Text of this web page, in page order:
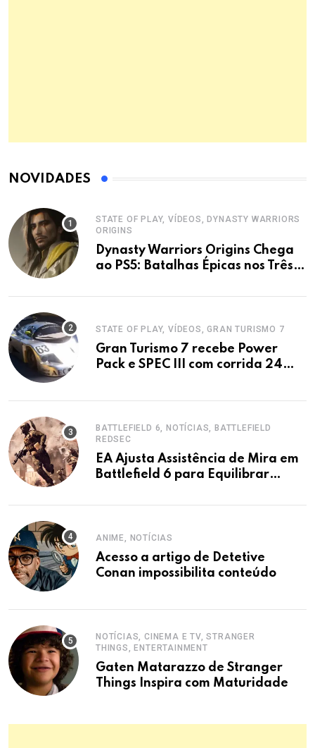
NOVIDADES
STATE OF PLAY, VÍDEOS, DYNASTY WARRIORS
ORIGINS
Dynasty Warriors Origins Chega
ao PS5: Batalhas Épicas nos Três
STATE OF PLAY, VÍDEOS, GRAN TURISMO 7
Gran Turismo 7 recebe Power
Pack e SPEC III com corrida 24
BATTLEFIELD 6, NOTÍCIAS, BATTLEFIELD
REDSEC
EA Ajusta Assistência de Mira em
Battlefield 6 para Equilibrar
ANIME, NOTÍCIAS
Acesso a artigo de Detetive
Conan impossibilita conteúdo
NOTÍCIAS, CINEMA E TV, STRANGER
THINGS, ENTERTAINMENT
Gaten Matarazzo de Stranger
Things Inspira com Maturidade